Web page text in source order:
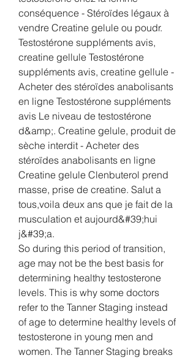
conséquence - Stéroïdes légaux à
vendre Creatine gelule ou poudr.
Testostérone suppléments avis,
creatine gellule Testostérone
suppléments avis, creatine gellule -
Acheter des stéroïdes anabolisants
en ligne Testostérone suppléments
avis Le niveau de testostérone
d&amp;. Creatine gelule, produit de
sèche interdit - Acheter des
stéroïdes anabolisants en ligne
Creatine gelule Clenbuterol prend
masse, prise de creatine. Salut a
tous,voila deux ans que je fait de la
musculation et aujourd&#39;hui
j&#39;a.
So during this period of transition,
age may not be the best basis for
determining healthy testosterone
levels. This is why some doctors
refer to the Tanner Staging instead
of age to determine healthy levels of
testosterone in young men and
women. The Tanner Staging breaks